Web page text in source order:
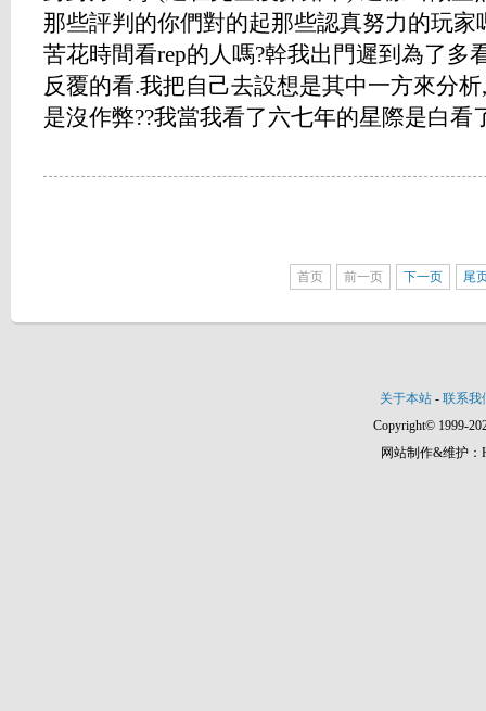
那些評判的你們對的起那些認真努力的玩家
苦花時間看rep的人嗎?幹我出門遲到為了多
反覆的看.我把自己去設想是其中一方來分
是沒作弊??我當我看了六七年的星際是白看
首页 前一页 下一页 尾
关于本站 - 联系我
Copyright© 1999-
网站制作&维护